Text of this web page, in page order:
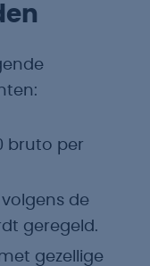
bruto per
de
geregeld.
gezellige